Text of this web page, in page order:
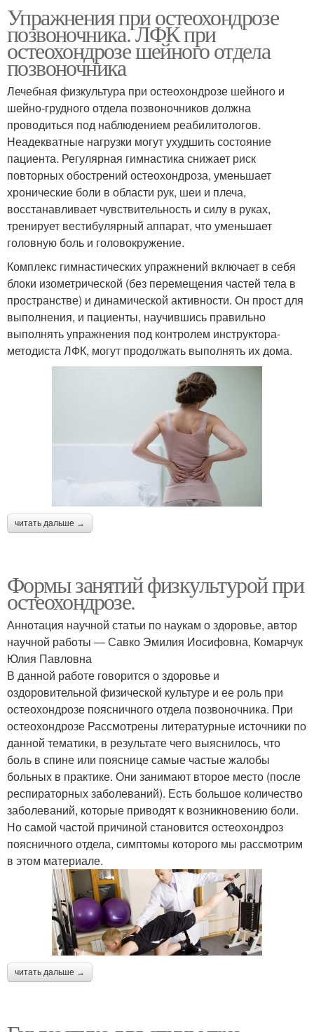
Упражнения при остеохондрозе
позвоночника. ЛФК при
остеохондрозе шейного отдела
позвоночника
Лечебная физкультура при остеохондрозе шейного и
шейно-грудного отдела позвоночников должна
проводиться под наблюдением реабилитологов.
Неадекватные нагрузки могут ухудшить состояние
пациента. Регулярная гимнастика снижает риск
повторных обострений остеохондроза, уменьшает
хронические боли в области рук, шеи и плеча,
восстанавливает чувствительность и силу в руках,
тренирует вестибулярный аппарат, что уменьшает
головную боль и головокружение.
Комплекс гимнастических упражнений включает в себя
блоки изометрической (без перемещения частей тела в
пространстве) и динамической активности. Он прост для
выполнения, и пациенты, научившись правильно
выполнять упражнения под контролем инструктора-
методиста ЛФК, могут продолжать выполнять их дома.
читать дальше →
Формы занятий физкультурой при
остеохондрозе.
Аннотация научной статьи по наукам о здоровье, автор
научной работы — Савко Эмилия Иосифовна, Комарчук
Юлия Павловна
В данной работе говорится о здоровье и
оздоровительной физической культуре и ее роль при
остеохондрозе поясничного отдела позвоночника. При
остеохондрозе Рассмотрены литературные источники по
данной тематики, в результате чего выяснилось, что
боль в спине или пояснице самые частые жалобы
больных в практике. Они занимают второе место (после
респираторных заболеваний). Есть большое количество
заболеваний, которые приводят к возникновению боли.
Но самой частой причиной становится остеохондроз
поясничного отдела, симптомы которого мы рассмотрим
в этом материале.
читать дальше →